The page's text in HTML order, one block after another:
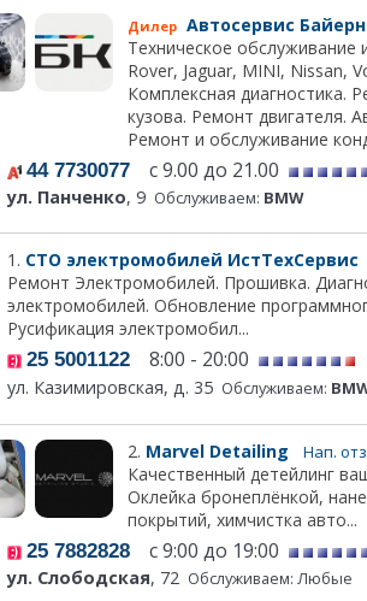
Дилер Автосервис
Техническое обслуживание
Rover, Jaguar, MINI, Nissan,
Комплексная диагностика.
кузова. Ремонт двигателя.
Ремонт и обслуживание
44 7730077 с 9.00 до 21.00
ул. Панченко, 9 Обслуживаем: BMW
1. СТО электромобилей ИстТехСервис
Ремонт Электромобилей. Прошивка.
электромобилей. Обновление
Русификация электромобил...
25 5001122 8:00 - 20:00
ул. Казимировская, д. 35 Обслуживаем:
2. Marvel Detailing Нап.
Качественный детейлинг
Оклейка бронеплёнкой,
покрытий, химчистка авто...
25 7882828 с 9:00 до 19:00
ул. Слободская, 72 Обслуживаем: Любые